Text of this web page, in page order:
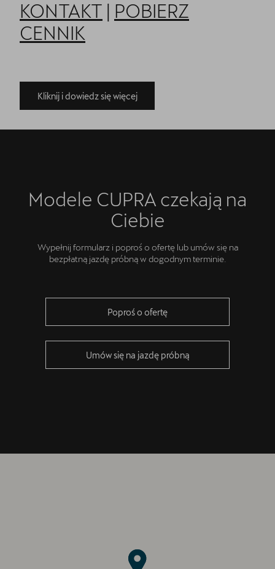
KONTAKT | POBIERZ
CENNIK
Kliknij i dowiedz się więcej
Modele CUPRA czekają na
Ciebie
Wypełnij formularz i poproś o ofertę lub umów się na
bezpłatną jazdę próbną w dogodnym terminie.
Poproś o ofertę
Umów się na jazdę próbną